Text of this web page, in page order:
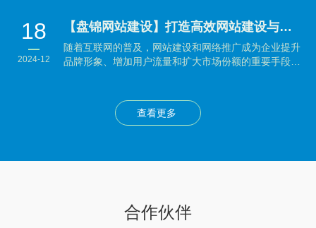
18
2024-12
【盘锦网站建设】打造高效网站建设与网络推广策略：企业制胜数字时代的秘籍
随着互联网的普及，网站建设和网络推广成为企业提升
品牌形象、增加用户流量和扩大市场份额的重要手段。
查看更多
合作伙伴